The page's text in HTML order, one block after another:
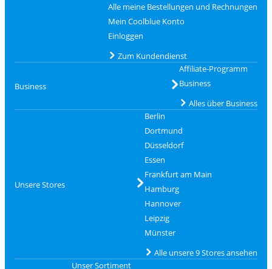
Alle meine Bestellungen und Rechnungen
Mein Coolblue Konto
Einloggen
Zum Kundendienst
Business
Affiliate-Programm
Business
Alles über Business
Unsere Stores
Berlin
Dortmund
Düsseldorf
Essen
Frankfurt am Main
Hamburg
Hannover
Leipzig
Münster
Alle unsere 9 Stores ansehen
Unser Sortiment